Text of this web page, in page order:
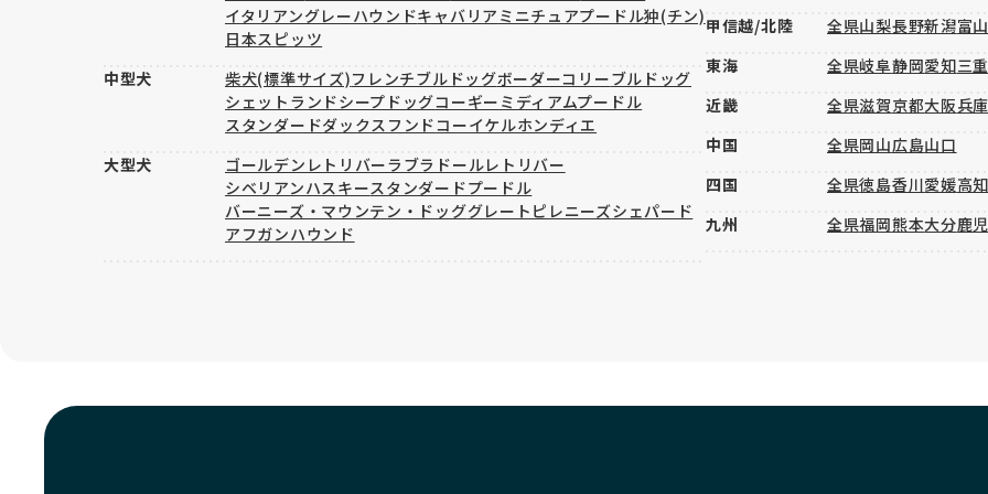
イタリアングレーハウンドキャバリア ミニチュアプードル狆(チン)
日本スピッツ
中型犬
柴犬(標準サイズ)フレンチブルドッグボーダーコリーブルドッグ
シェットランドシープドッグコーギー ミディアムプードル
スタンダードダックスフンドコーイケルホンディエ
大型犬
ゴールデンレトリバーラブラドールレトリバー
シベリアンハスキースタンダードプードル
バーニーズ・マウンテン・ドッググレートピレニーズシェパード
アフガンハウンド
甲信越/北陸
全県山梨長野新潟富山
東海
全県岐阜静岡愛知三重
近畿
全県滋賀京都大阪兵
中国
全県岡山広島山口
四国
全県徳島香川愛媛高知
九州
全県福岡熊本大分鹿